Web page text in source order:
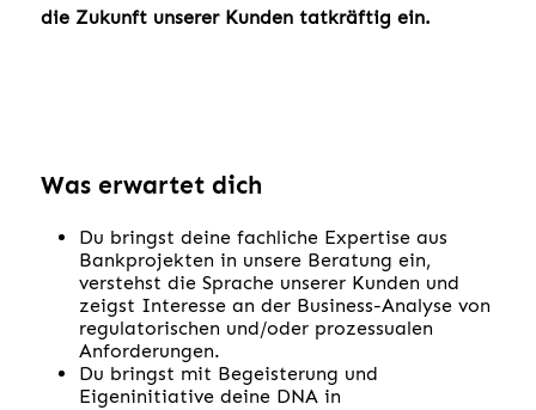
die Zukunft unserer Kunden tatkräftig ein.
Was erwartet dich
Du bringst deine fachliche Expertise aus
Bankprojekten in unsere Beratung ein,
verstehst die Sprache unserer Kunden und
zeigst Interesse an der Business-Analyse von
regulatorischen und/oder prozessualen
Anforderungen.
Du bringst mit Begeisterung und
Eigeninitiative deine DNA in